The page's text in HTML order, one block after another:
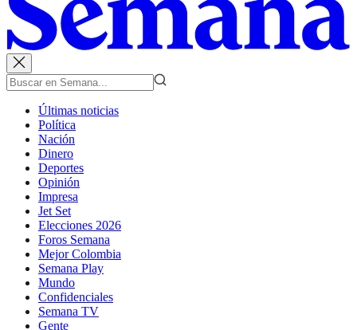
Últimas noticias
Política
Nación
Dinero
Deportes
Opinión
Impresa
Jet Set
Elecciones 2026
Foros Semana
Mejor Colombia
Semana Play
Mundo
Confidenciales
Semana TV
Gente